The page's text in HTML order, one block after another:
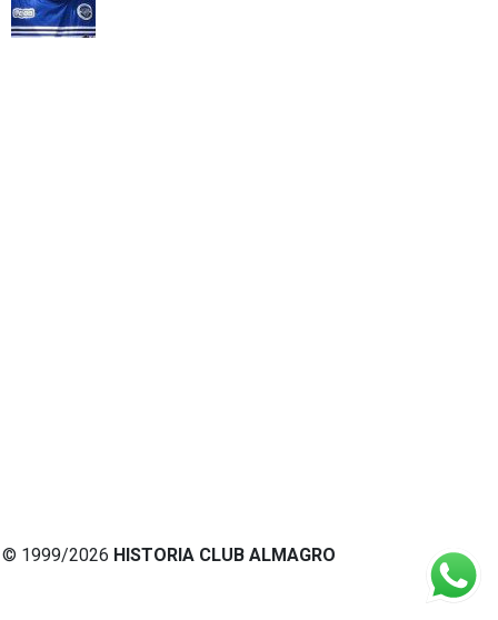
© 1999/2026 HISTORIA CLUB ALMAGRO